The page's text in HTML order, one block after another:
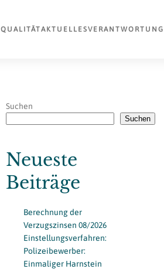
QUALITÄTAKTUELLESVERANTWORTUNG
Suchen
Suchen
Neueste
Beiträge
Berechnung der
Verzugszinsen 08/2026
Einstellungsverfahren:
Polizeibewerber:
Einmaliger Harnstein